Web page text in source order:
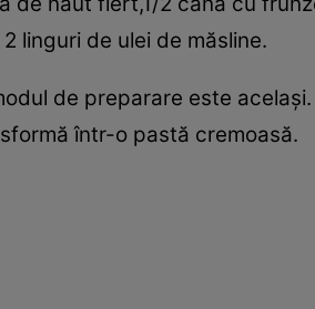
linguri de ulei de măsline.
de preparare este
într-o pastă cremoasă.